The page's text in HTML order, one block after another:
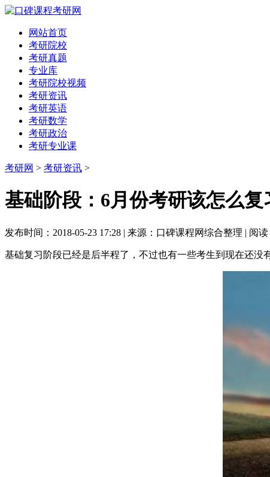
网站首页
考研院校
考研真题
专业库
考研院校视频
考研资讯
考研英语
考研数学
考研政治
考研专业课
考研网 > 考研资讯 >
基础阶段：6月份考研该怎么复
发布时间：2018-05-23 17:28 | 来源：口碑课程网综合整理 | 阅读
基础复习阶段已经是后半程了，不过也有一些考生到现在还没